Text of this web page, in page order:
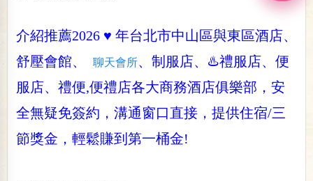
介紹推薦2026 ♥️ 年台北市中山區與東區酒店、
舒壓會館、
聊天會所、制服店、♨️禮服店、便
服店、禮便,便禮店各大商務酒店俱樂部，安
全無疑免簽約，溝通窗口直接，提供住宿/三
節獎金，輕鬆賺到第一桶金!